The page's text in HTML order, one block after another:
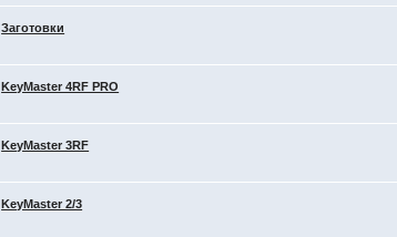
Заготовки
KeyMaster 4RF PRO
KeyMaster 3RF
KeyMaster 2/3